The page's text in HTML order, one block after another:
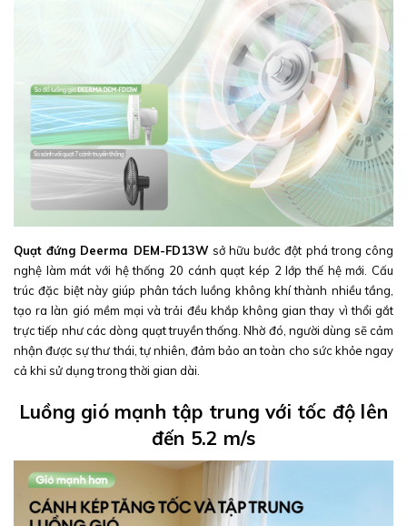
Quạt đứng Deerma DEM-FD13Wsở hữu bước đột phá trong công
nghệ làm mát với hệ thống 20 cánh quạt kép 2 lớp thế hệ mới. Cấu
trúc đặc biệt này giúp phân tách luồng không khí thành nhiều tầng,
tạo ra làn gió mềm mại và trải đều khắp không gian thay vì thổi gắt
trực tiếp như các dòng quạt truyền thống. Nhờ đó, người dùng sẽ cảm
nhận được sự thư thái, tự nhiên, đảm bảo an toàn cho sức khỏe ngay
cả khi sử dụng trong thời gian dài.
Luồng gió mạnh tập trung với tốc độ lên
đến 5.2 m/s